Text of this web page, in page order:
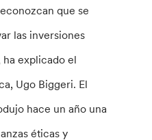
que se
las inversiones
ha explicado el
Ugo Biggeri. El
hace un año una
éticas y